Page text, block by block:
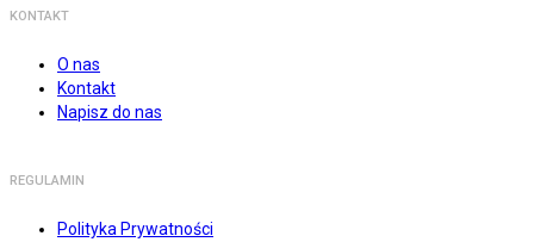
KONTAKT
O nas
Kontakt
Napisz do nas
REGULAMIN
Polityka Prywatności